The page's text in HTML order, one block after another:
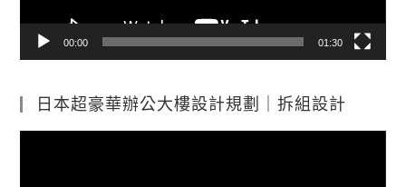
00:00 01:30
日本超豪華辦公大樓設計規劃｜拆組設計